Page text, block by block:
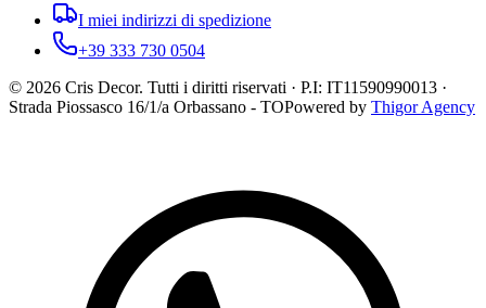
I miei indirizzi di spedizione
+39 333 730 0504
© 2026 Cris Decor. Tutti i diritti riservati · P.I: IT11590990013 ·
Strada Piossasco 16/1/a Orbassano - TOPowered by Thigor Agency